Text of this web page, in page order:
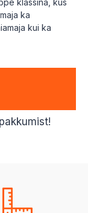
klassina, kus
ka
kui ka